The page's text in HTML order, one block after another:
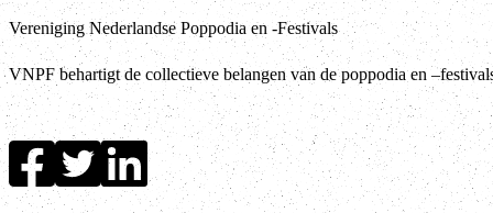
Vereniging Nederlandse Poppodia en -Festivals
VNPF behartigt de collectieve belangen van de poppodia en